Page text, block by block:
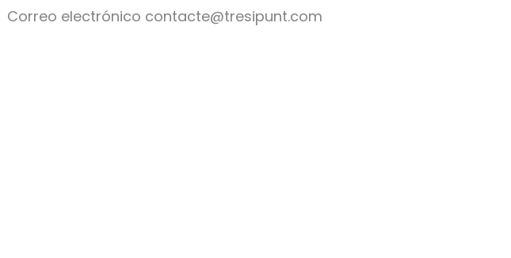
Correo electrónico contacte@tresipunt.com